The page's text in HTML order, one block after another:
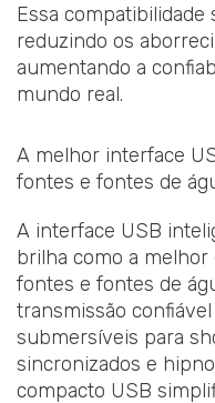
Essa compatibilidade
reduzindo os
aumentando a
mundo real.
A melhor interface
fontes e fontes de
A interface USB
brilha como a melhor
fontes e fontes de
transmissão
submersíveis para
sincronizados e
compacto USB